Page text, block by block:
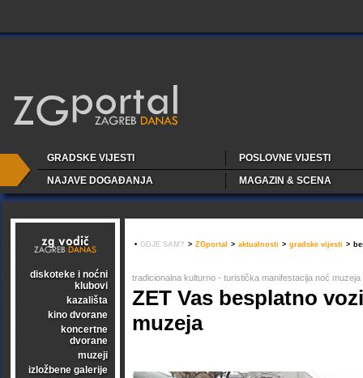
GRADSKE VIJESTI
POSLOVNE VIJESTI
NAJAVE DOGAĐANJA
MAGAZIN & SCENA
diskoteke i noćni
klubovi
kazališta
kino dvorane
koncertne
dvorane
muzeji
izložbene galerije
• GDJE SAM? > ZGportal > aktualnosti > gradske vijesti >
tradicionalna kulturno - turistička manifestacija noć muzeja
ZET Vas besplatno
muzeja